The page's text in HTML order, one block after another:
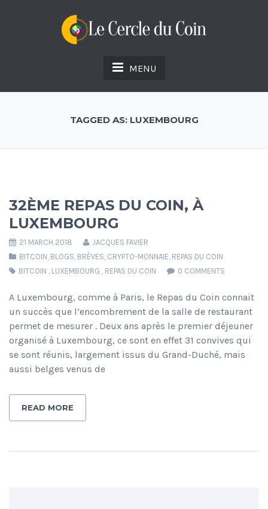
MENU
TAGGED AS: LUXEMBOURG
32ÈME REPAS DU COIN, À
LUXEMBOURG
21 MARCH 2018
JACQUES FAVIER
BITCOIN, BLOGS, BRÈVES, CRYPTO-MONNAIE, REPAS DU COIN
BITCOIN , LUXEMBOURG , REPAS DU COIN 0 COMMENTS
A Luxembourg, comme à Paris, le Repas du Coin connait
un succès que l’encombrement de la salle de restaurant
permet de mesurer . Deux ans après le premier déjeuner
organisé à Luxembourg, ce sont en effet 31 convives qui
se sont réunis, largement issus du Grand-Duché, mais
aussi belges venus de
READ MORE